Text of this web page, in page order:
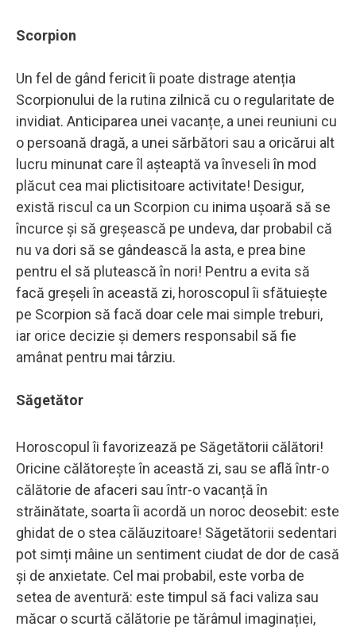
Scorpion
Un fel de gând fericit îi poate distrage atenția
Scorpionului de la rutina zilnică cu o regularitate de
invidiat. Anticiparea unei vacanțe, a unei reuniuni cu
o persoană dragă, a unei sărbători sau a oricărui alt
lucru minunat care îl așteaptă va înveseli în mod
plăcut cea mai plictisitoare activitate! Desigur,
există riscul ca un Scorpion cu inima ușoară să se
încurce și să greșească pe undeva, dar probabil că
nu va dori să se gândească la asta, e prea bine
pentru el să plutească în nori! Pentru a evita să
facă greșeli în această zi, horoscopul îi sfătuiește
pe Scorpion să facă doar cele mai simple treburi,
iar orice decizie și demers responsabil să fie
amânat pentru mai târziu.
Săgetător
Horoscopul îi favorizează pe Săgetătorii călători!
Oricine călătorește în această zi, sau se află într-o
călătorie de afaceri sau într-o vacanță în
străinătate, soarta îi acordă un noroc deosebit: este
ghidat de o stea călăuzitoare! Săgetătorii sedentari
pot simți mâine un sentiment ciudat de dor de casă
și de anxietate. Cel mai probabil, este vorba de
setea de aventură: este timpul să faci valiza sau
măcar o scurtă călătorie pe tărâmul imaginației,